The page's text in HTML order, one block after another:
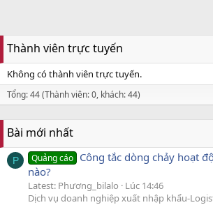
Thành viên trực tuyến
Không có thành viên trực tuyến.
Tổng: 44 (Thành viên: 0, khách: 44)
Bài mới nhất
P Quảng cáo Công tắc dòng chảy hoạt
nào?
Latest: Phương_bilalo
Lúc 14:46
Dịch vụ doanh nghiệp xuất nhập khẩu-